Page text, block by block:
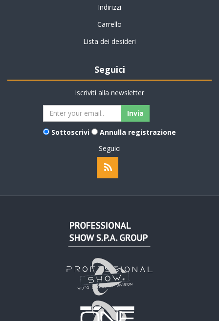
Indirizzi
Carrello
Lista dei desideri
Seguici
Iscriviti alla newsletter
Sottoscrivi
Annulla registrazione
Seguici